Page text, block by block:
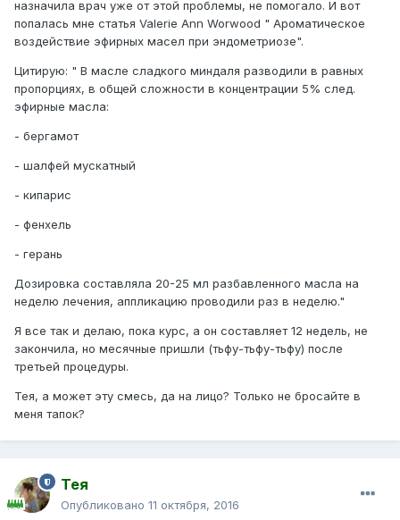
назначила врач уже от этой проблемы, не помогало. И вот
попалась мне статья Valerie Ann Worwood " Ароматическое
воздействие эфирных масел при эндометриозе".
Цитирую: " В масле сладкого миндаля разводили в равных
пропорциях, в общей сложности в концентрации 5% след.
эфирные масла:
- бергамот
- шалфей мускатный
- кипарис
- фенхель
- герань
Дозировка составляла 20-25 мл разбавленного масла на
неделю лечения, аппликацию проводили раз в неделю."
Я все так и делаю, пока курс, а он составляет 12 недель, не
закончила, но месячные пришли (тьфу-тьфу-тьфу) после
третьей процедуры.
Тея, а может эту смесь, да на лицо? Только не бросайте в
меня тапок?
Тея
Опубликовано 11 октября, 2016